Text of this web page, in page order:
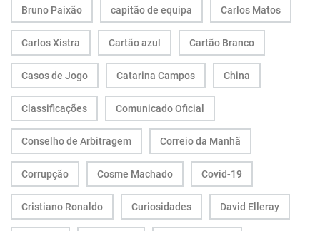
Bruno Paixão capitão de equipa Carlos Matos
Carlos Xistra Cartão azul Cartão Branco
Casos de Jogo Catarina Campos China
Classificações Comunicado Oficial
Conselho de Arbitragem Correio da Manhã
Corrupção Cosme Machado Covid-19
Cristiano Ronaldo Curiosidades David Elleray